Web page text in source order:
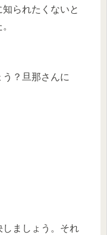
られたくないと
う？旦那さんに
しましょう。それ